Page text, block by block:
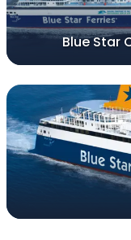
Blue Star